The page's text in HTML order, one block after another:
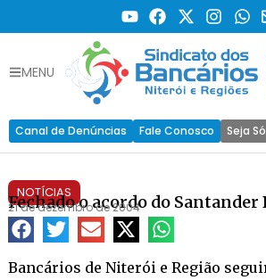
MENU
Canal de Denúncias Fale Conosco Seja
NOTÍCIAS
Fechado o acordo do Santander
21 de dezembro de 2004
Bancários de Niterói e Região